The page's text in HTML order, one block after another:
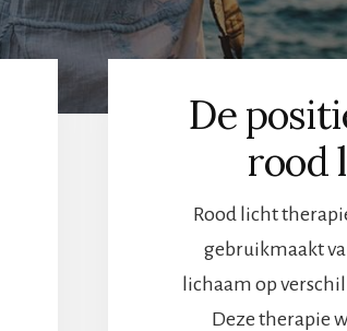
De
rood
Rood licht
gebruikmaakt
lichaam op
Deze therapie